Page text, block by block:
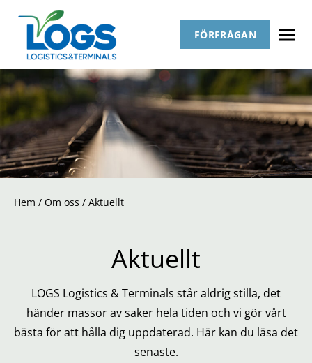
FÖRFRÅGAN
Hem / Om oss / Aktuellt
Aktuellt
LOGS Logistics & Terminals står aldrig stilla, det
händer massor av saker hela tiden och vi gör vårt
bästa för att hålla dig uppdaterad. Här kan du läsa det
senaste.